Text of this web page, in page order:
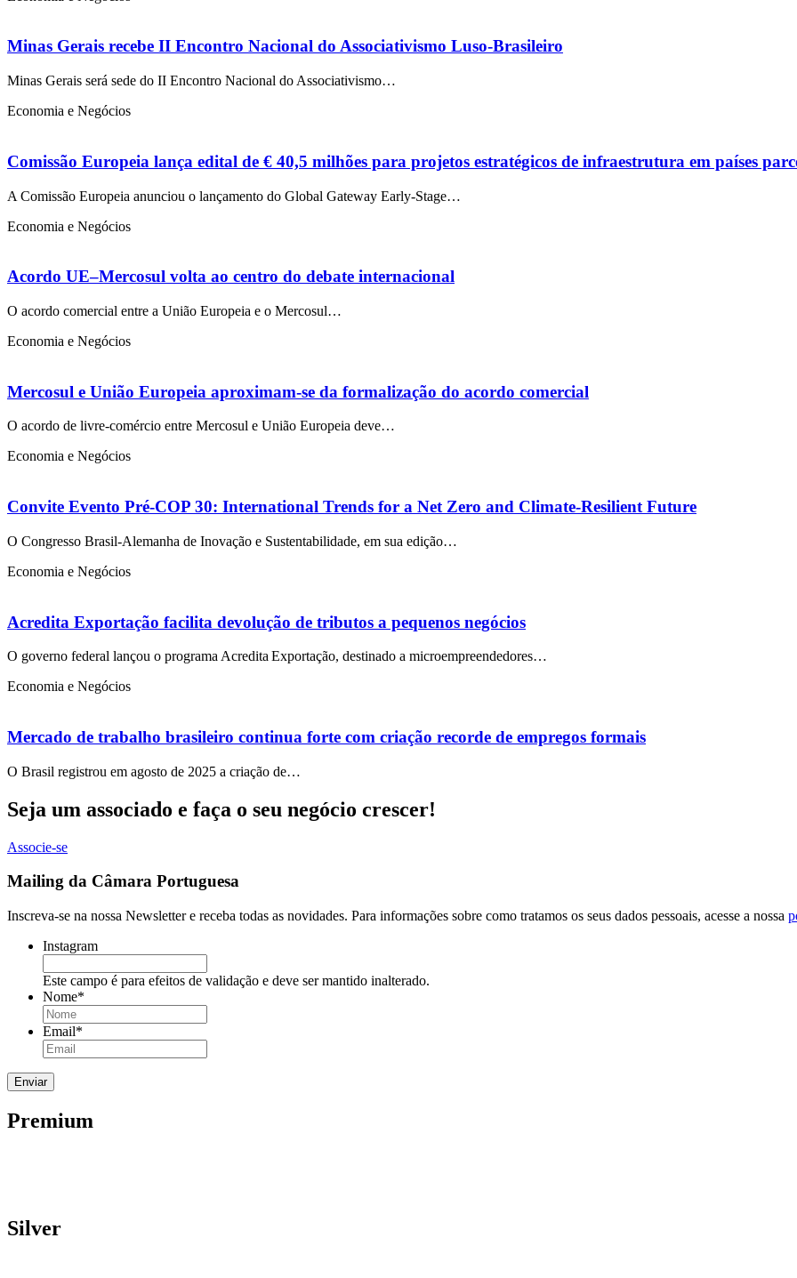
Minas Gerais recebe II Encontro Nacional do Associativismo Luso-Brasileiro
Minas Gerais será sede do II Encontro Nacional do Associativismo…
Economia e Negócios
Comissão Europeia lança edital de € 40,5 milhões para projetos estratégicos de infraestrutura em países
A Comissão Europeia anunciou o lançamento do Global Gateway Early-Stage…
Economia e Negócios
Acordo UE–Mercosul volta ao centro do debate internacional
O acordo comercial entre a União Europeia e o Mercosul…
Economia e Negócios
Mercosul e União Europeia aproximam-se da formalização do acordo comercial
O acordo de livre-comércio entre Mercosul e União Europeia deve…
Economia e Negócios
Convite Evento Pré-COP 30: International Trends for a Net Zero and Climate-Resilient Future
O Congresso Brasil-Alemanha de Inovação e Sustentabilidade, em sua edição…
Economia e Negócios
Acredita Exportação facilita devolução de tributos a pequenos negócios
O governo federal lançou o programa Acredita Exportação, destinado a microempreendedores…
Economia e Negócios
Mercado de trabalho brasileiro continua forte com criação recorde de empregos formais
O Brasil registrou em agosto de 2025 a criação de…
Seja um associado e faça o seu negócio crescer!
Associe-se
Mailing da Câmara Portuguesa
Inscreva-se na nossa Newsletter e receba todas as novidades. Para informações sobre como tratamos os seus dados pessoais, acesse a nossa
Instagram
Este campo é para efeitos de validação e deve ser mantido inalterado.
Nome*
Email*
Premium
Silver